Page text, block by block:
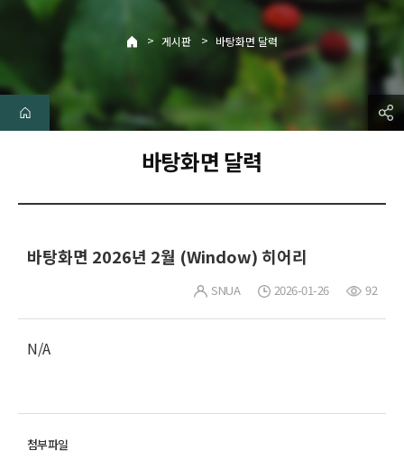
> 게시판 > 바탕화면 달력
바탕화면 달력
바탕화면 2026년 2월 (Window) 히어리
SNUA 2026-01-26 92
N/A